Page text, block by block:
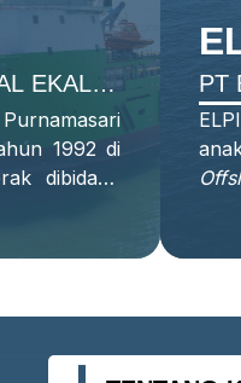
EKALYA
1992 di
dibidang
PT